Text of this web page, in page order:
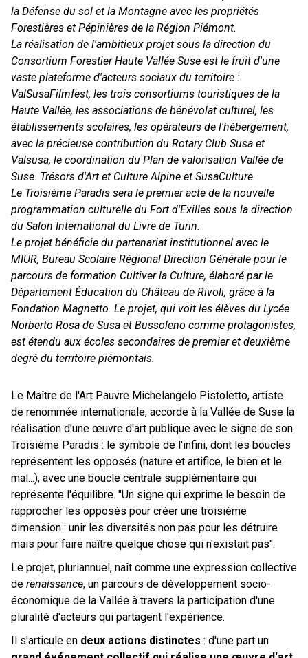
la Défense du sol et la Montagne avec les propriétés
Forestières et Pépinières de la Région Piémont.
La réalisation de l'ambitieux projet sous la direction du
Consortium Forestier Haute Vallée Suse est le fruit d'une
vaste plateforme d'acteurs sociaux du territoire :
ValSusaFilmfest, les trois consortiums touristiques de la
Haute Vallée, les associations de bénévolat culturel, les
établissements scolaires, les opérateurs de l'hébergement,
avec la précieuse contribution du Rotary Club Susa et
Valsusa, le coordination du Plan de valorisation Vallée de
Suse. Trésors d'Art et Culture Alpine et SusaCulture.
Le Troisième Paradis sera le premier acte de la nouvelle
programmation culturelle du Fort d'Exilles sous la direction
du Salon International du Livre de Turin.
Le projet bénéficie du partenariat institutionnel avec le
MIUR, Bureau Scolaire Régional Direction Générale pour le
parcours de formation Cultiver la Culture, élaboré par le
Département Éducation du Château de Rivoli, grâce à la
Fondation Magnetto. Le projet, qui voit les élèves du Lycée
Norberto Rosa de Susa et Bussoleno comme protagonistes,
est étendu aux écoles secondaires de premier et deuxième
degré du territoire piémontais.
Le Maître de l'Art Pauvre Michelangelo Pistoletto, artiste
de renommée internationale, accorde à la Vallée de Suse la
réalisation d'une œuvre d'art publique avec le signe de son
Troisième Paradis : le symbole de l'infini, dont les boucles
représentent les opposés (nature et artifice, le bien et le
mal...), avec une boucle centrale supplémentaire qui
représente l'équilibre. "Un signe qui exprime le besoin de
rapprocher les opposés pour créer une troisième
dimension : unir les diversités non pas pour les détruire
mais pour faire naître quelque chose qui n'existait pas".
Le projet, pluriannuel, naît comme une expression collective
de renaissance, un parcours de développement socio-
économique de la Vallée à travers la participation d'une
pluralité d'acteurs qui partagent l'expérience.
Il s'articule en deux actions distinctes : d'une part un